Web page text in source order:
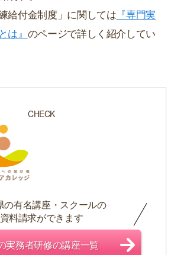
給付金制度」に関しては 『専門実
は』 のページで詳しく紹介してい
CHECK
の有名講座・スクールの
資料請求ができます
実務者研修の講座一覧